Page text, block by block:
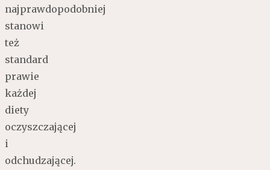
najprawdopodobniej
stanowi
też
standard
prawie
każdej
diety
oczyszczającej
i
odchudzającej.